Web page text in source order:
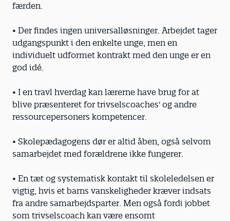
færden.
• Der findes ingen universalløsninger. Arbejdet tager
udgangspunkt i den enkelte unge, men en
individuelt udformet kontrakt med den unge er en
god idé.
• I en travl hverdag kan lærerne have brug for at
blive præsenteret for trivselscoaches' og andre
ressourcepersoners kompetencer.
• Skolepædagogens dør er altid åben, også selvom
samarbejdet med forældrene ikke fungerer.
• En tæt og systematisk kontakt til skoleledelsen er
vigtig, hvis et barns vanskeligheder kræver indsats
fra andre samarbejdsparter. Men også fordi jobbet
som trivselscoach kan være ensomt